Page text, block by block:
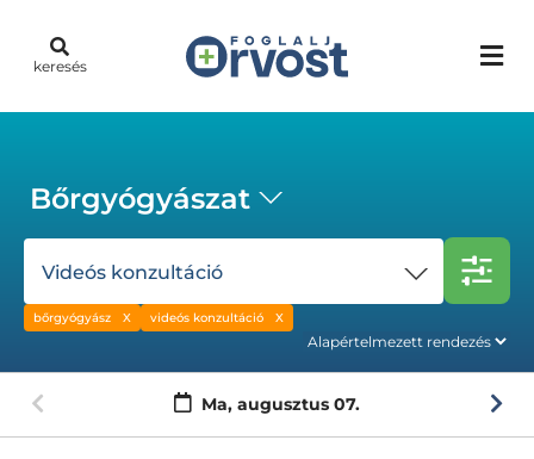
keresés
Bőrgyógyászat
Videós konzultáció
bőrgyógyász videós konzultáció
Ma, augusztus 07.